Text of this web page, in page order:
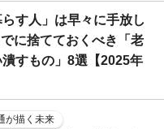
らす人」は早々に手放し
に捨てておくべき「老
すもの」8選【2025年
が描く未来